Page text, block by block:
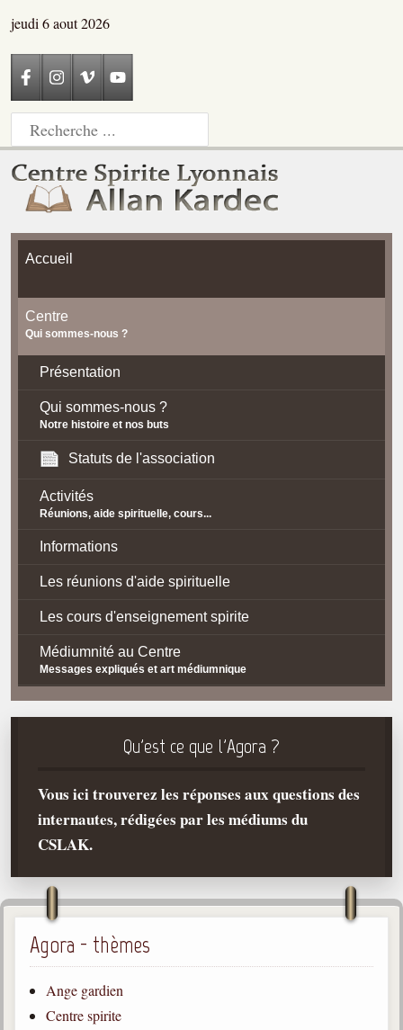
jeudi 6 aout 2026
Accueil
Centre
Qui sommes-nous ?
Présentation
Qui sommes-nous ?
Notre histoire et nos buts
Statuts de l'association
Activités
Réunions, aide spirituelle, cours...
Informations
Les réunions d'aide spirituelle
Les cours d'enseignement spirite
Médiumnité au Centre
Messages expliqués et art médiumnique
Contact / Accès
Plan d'accès
La doctrine Spirite
Qu'est-ce que c'est ?
Les bases du spiritisme
Historique
Philosophie
La doctrine d'Allan Kardec
But des manifestations spirites
Esprits
Qu'est ce que l'Agora ?
Vous ici trouverez les réponses aux questions des
internautes, rédigées par les médiums du
CSLAK.
Agora - thèmes
Ange gardien
Centre spirite